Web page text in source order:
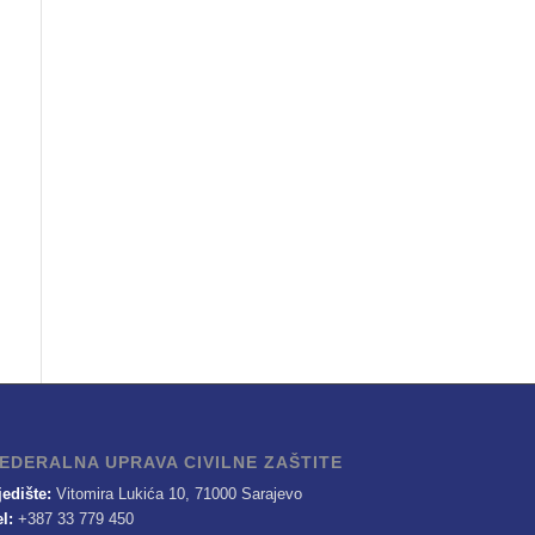
UPRAVA CIVILNE ZAŠTITE
Vitomira Lukića 10, 71000 Sarajevo
+387 33 779 450